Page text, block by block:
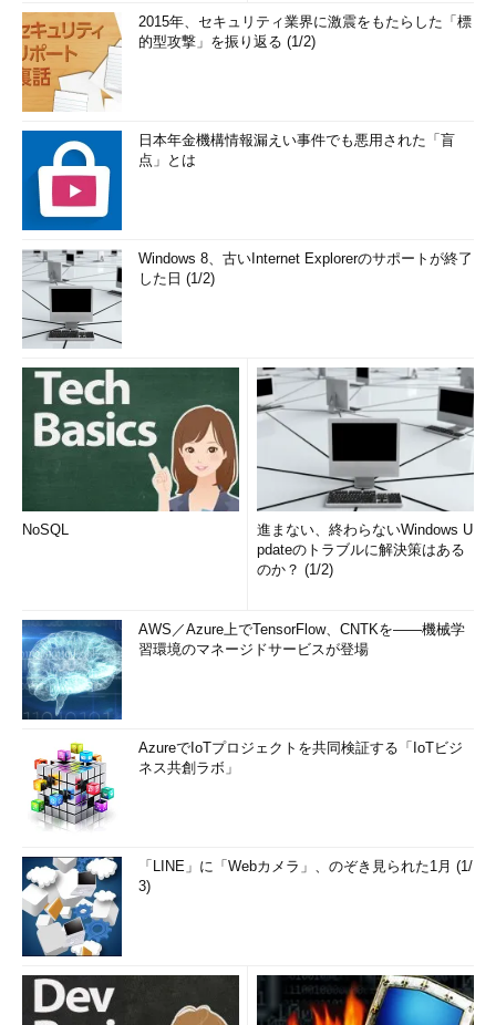
2015年、セキュリティ業界に激震をもたらした「標
的型攻撃」を振り返る (1/2)
日本年金機構情報漏えい事件でも悪用された「盲
点」とは
Windows 8、古いInternet Explorerのサポートが終了
した日 (1/2)
NoSQL
進まない、終わらないWindows U
pdateのトラブルに解決策はある
のか？ (1/2)
AWS／Azure上でTensorFlow、CNTKを――機械学
習環境のマネージドサービスが登場
AzureでIoTプロジェクトを共同検証する「IoTビジ
ネス共創ラボ」
「LINE」に「Webカメラ」、のぞき見られた1月 (1/
3)